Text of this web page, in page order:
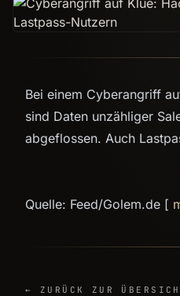
Bei einem Cyberangriff
sind Daten unzähliger
abgeflossen. Auch
Quelle: Feed/Golem.de [
← ZURÜCK ZUR